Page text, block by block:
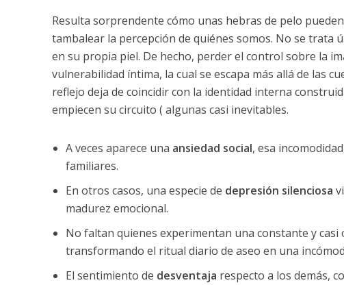
Resulta sorprendente cómo unas hebras de pelo
tambalear la percepción de quiénes somos. No se trata
en su propia piel. De hecho, perder el control sobre la
vulnerabilidad íntima, la cual se escapa más allá de las
reflejo deja de coincidir con la identidad interna
empiecen su circuito ( algunas casi inevitables.
A veces aparece una ansiedad social, esa
familiares.
En otros casos, una especie de depresión silenciosa
madurez emocional.
No faltan quienes experimentan una constante y
transformando el ritual diario de aseo en una
El sentimiento de desventaja respecto a los demás,